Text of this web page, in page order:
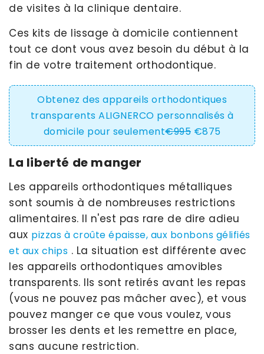
de visites à la clinique dentaire.
Ces kits de lissage à domicile contiennent
tout ce dont vous avez besoin du début à la
fin de votre traitement orthodontique.
Obtenez des appareils orthodontiques
transparents ALIGNERCO personnalisés à
domicile pour seulement€995 €875
La liberté de manger
Les appareils orthodontiques métalliques
sont soumis à de nombreuses restrictions
alimentaires. Il n'est pas rare de dire adieu
aux pizzas à croûte épaisse, aux bonbons gélifiés
et aux chips . La situation est différente avec
les appareils orthodontiques amovibles
transparents. Ils sont retirés avant les repas
(vous ne pouvez pas mâcher avec), et vous
pouvez manger ce que vous voulez, vous
brosser les dents et les remettre en place,
sans aucune restriction.